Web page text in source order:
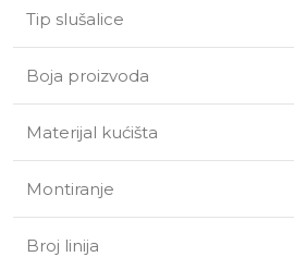
Tip slušalice
Boja proizvoda
Materijal kućišta
Montiranje
Broj linija